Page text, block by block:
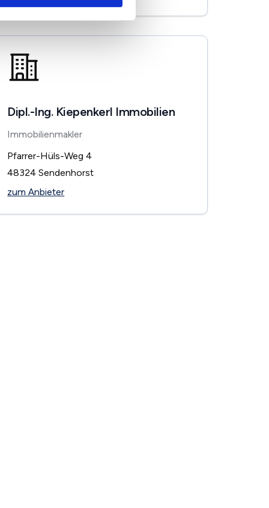
Dipl.-Ing. Kiepenkerl Immobilien
Immobilienmakler
Pfarrer-Hüls-Weg 4
48324 Sendenhorst
zum Anbieter